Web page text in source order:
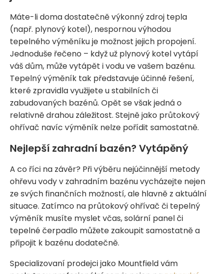
Máte-li doma dostatečně výkonný zdroj tepla
(např. plynový kotel), nespornou výhodou
tepelného výměníku je možnost jejich propojení.
Jednoduše řečeno – když už plynový kotel vytápí
váš dům, může vytápět i vodu ve vašem bazénu.
Tepelný výměník tak představuje účinné řešení,
které zpravidla využijete u stabilních či
zabudovaných bazénů. Opět se však jedná o
relativně drahou záležitost. Stejně jako průtokový
ohřívač navíc výměník nelze pořídit samostatně.
Nejlepší zahradní bazén? Vytápěný
A co říci na závěr? Při výběru nejúčinnější metody
ohřevu vody v zahradním bazénu vycházejte nejen
ze svých finančních možností, ale hlavně z aktuální
situace. Zatímco na průtokový ohřívač či tepelný
výměník musíte myslet včas, solární panel či
tepelné čerpadlo můžete zakoupit samostatně a
připojit k bazénu dodatečně.
Specializovaní prodejci jako Mountfield vám